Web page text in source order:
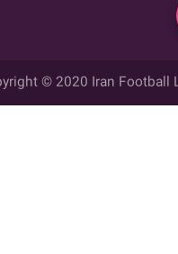
© 2020 Iran Football